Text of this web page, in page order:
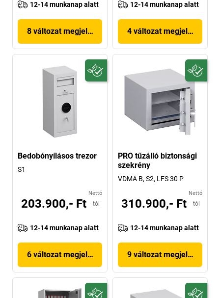
12-14 munkanap alatt
8 változat megjelenítése
12-14 munkanap alatt
4 változat megjelenítése
Bedobónyílásos trezor
S1
Nettó
203.900,- Ft -tól
12-14 munkanap alatt
6 változat megjelenítése
PRO tűzálló biztonsági
szekrény
VDMA B, S2, LFS 30 P
Nettó
310.900,- Ft -tól
12-14 munkanap alatt
9 változat megjelenítése